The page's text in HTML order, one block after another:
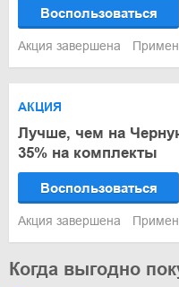
Воспользоваться
Акция завершена
АКЦИЯ
Лучше, чем на
35% на комплекты
Воспользоваться
Акция завершена
Когда выгодно